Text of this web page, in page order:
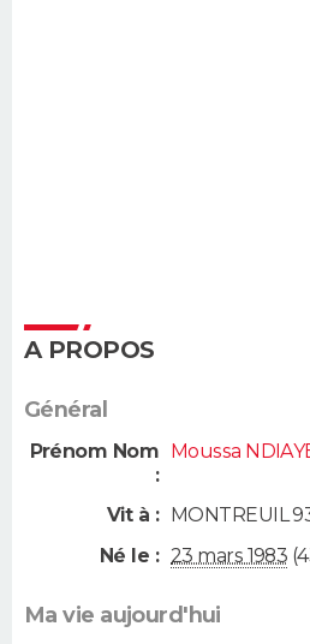
A PROPOS
Général
Prénom Nom
:
Moussa
Vit à : MONTREUIL
Né le : 23 mars 1983
Ma vie aujourd'hui